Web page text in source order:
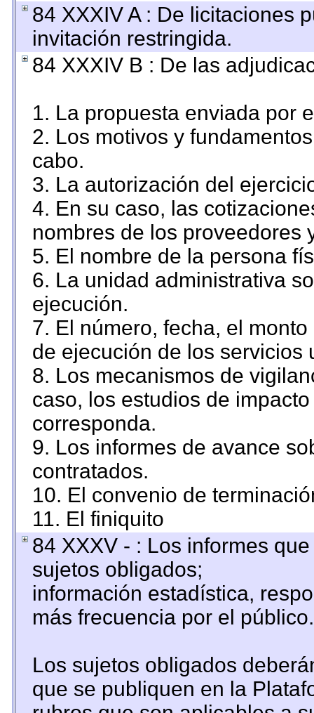
84 XXXIV A : De licitaciones
invitación restringida.
84 XXXIV B : De las
1. La propuesta enviada por
2. Los motivos y
cabo.
3. La autorización del
4. En su caso, las
nombres de los proveedores
5. El nombre de la persona
6. La unidad administrativa
ejecución.
7. El número, fecha, el
de ejecución de los servicios
8. Los mecanismos de
caso, los estudios de
corresponda.
9. Los informes de avance
contratados.
10. El convenio de
11. El finiquito
84 XXXV - : Los informes
sujetos obligados;
información estadística,
más frecuencia por el público.
Los sujetos obligados
que se publiquen en la